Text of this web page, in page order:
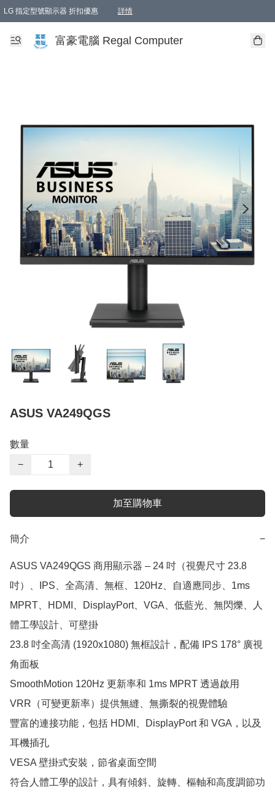
LG 指定型號顯示器 折扣優惠 詳情
富豪電腦 Regal Computer
ASUS VA249QGS
數量
−
+
加至購物車
簡介 −
ASUS VA249QGS 商用顯示器 – 24 吋（視覺尺寸 23.8
吋）、IPS、全高清、無框、120Hz、自適應同步、1ms
MPRT、HDMI、DisplayPort、VGA、低藍光、無閃爍、人
體工學設計、可壁掛
23.8 吋全高清 (1920x1080) 無框設計，配備 IPS 178° 廣視
角面板
SmoothMotion 120Hz 更新率和 1ms MPRT 透過啟用
VRR（可變更新率）提供無縫、無撕裂的視覺體驗
豐富的連接功能，包括 HDMI、DisplayPort 和 VGA，以及
耳機插孔
VESA 壁掛式安裝，節省桌面空間
符合人體工學的設計，具有傾斜、旋轉、樞軸和高度調節功